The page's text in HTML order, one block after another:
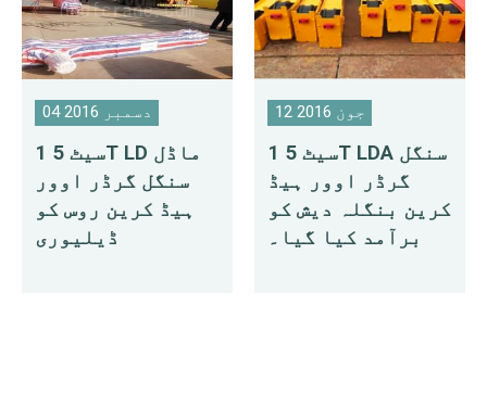
04 دسمبر 2016
1 سیٹ 5T LD ماڈل
سنگل گرڈر اوور
ہیڈ کرین روس کو
ڈیلیوری
12 جون 2016
1 سیٹ 5T LDA سنگل
گرڈر اوور ہیڈ
کرین بنگلہ دیش کو
برآمد کیا گیا۔